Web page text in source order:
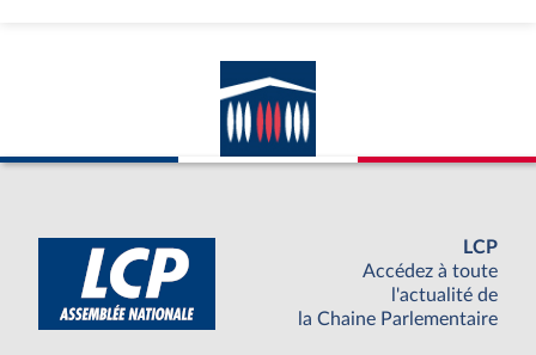
LCP
Accédez à toute
l'actualité de
la Chaine Parlementaire